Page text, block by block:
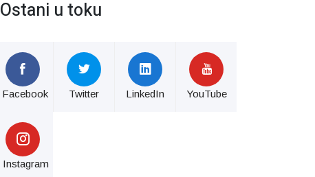
Ostani u toku
Facebook Twitter LinkedIn YouTube
Instagram